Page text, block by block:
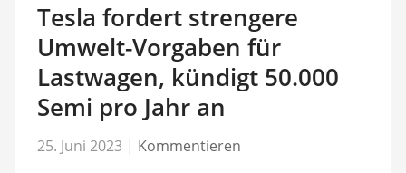
Tesla fordert strengere
Umwelt-Vorgaben für
Lastwagen, kündigt 50.000
Semi pro Jahr an
25. Juni 2023 | Kommentieren